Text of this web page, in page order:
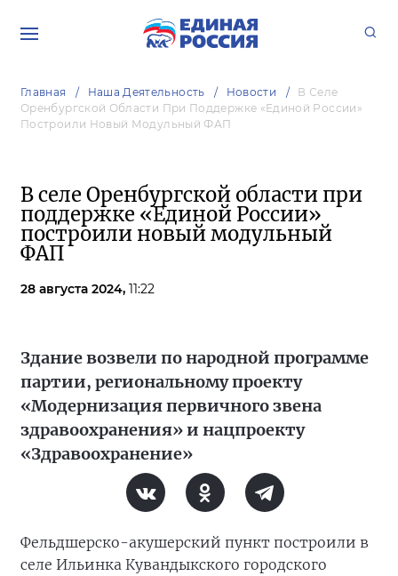
Главная Наша Деятельность Новости
В Селе
Оренбургской Области При Поддержке «Единой России»
Построили Новый Модульный ФАП
В селе Оренбургской области при
поддержке «Единой России»
построили новый модульный
ФАП
28 августа 2024, 11:22
Здание возвели по народной программе
партии, региональному проекту
«Модернизация первичного звена
здравоохранения» и нацпроекту
«Здравоохранение»
Фельдшерско-акушерский пункт построили в
селе Ильинка Кувандыкского городского